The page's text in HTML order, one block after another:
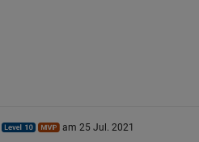
am 25 Jul. 2021